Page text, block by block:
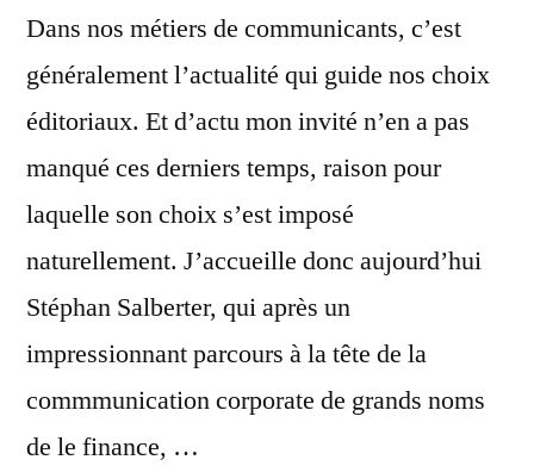
Dans nos métiers de communicants, c’est
généralement l’actualité qui guide nos choix
éditoriaux. Et d’actu mon invité n’en a pas
manqué ces derniers temps, raison pour
laquelle son choix s’est imposé
naturellement. J’accueille donc aujourd’hui
Stéphan Salberter, qui après un
impressionnant parcours à la tête de la
commmunication corporate de grands noms
de le finance, …